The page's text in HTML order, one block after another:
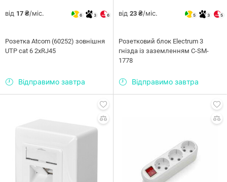
від 17 ₴/міс. 6 3 6
Розетка Atcom (60252) зовнішня
UTP сat 6 2хRJ45
Відправимо завтра
від 23 ₴/міс. 5 3 5
Розетковий блок Electrum 3
гнізда із заземленням C-SM-
1778
Відправимо завтра